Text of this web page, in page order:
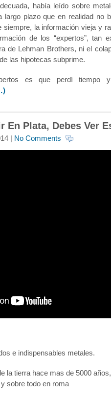
había leído sobre
largo plazo que en realidad no
siempre, la información vieja y
de los “expertos”, tan
de Lehman Brothers, ni el
las hipotecas subprime.
es que perdí tiempo y
En Plata, Debes Ver
| No Comments
e indispensables metales.
la tierra hace mas de 5000
sobre todo en roma